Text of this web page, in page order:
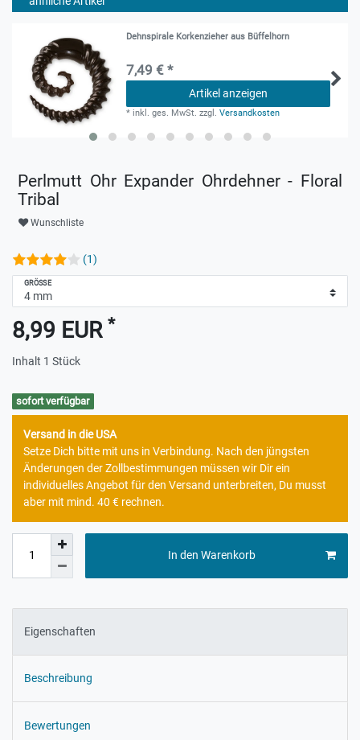
Dehnspirale Korkenzieher aus Büffelhorn
7,49 € *
Artikel anzeigen
* inkl. ges. MwSt. zzgl.Versandkosten
Perlmutt Ohr Expander Ohrdehner - Floral
Tribal
Wunschliste
(1)
GRÖSSE
8,99 EUR *
Inhalt 1 Stück
sofort verfügbar
Versand in die USA
Setze Dich bitte mit uns in Verbindung. Nach den jüngsten
Änderungen der Zollbestimmungen müssen wir Dir ein
individuelles Angebot für den Versand unterbreiten, Du musst
aber mit mind. 40 € rechnen.
In den Warenkorb
Eigenschaften
Beschreibung
Bewertungen